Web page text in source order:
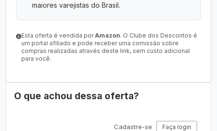
maiores varejistas do Brasil.
Esta oferta é vendida porAmazon. O Clube dos Descontos é
um portal afiliado e pode receber uma comissão sobre
compras realizadas através deste link, sem custo adicional
para você.
O que achou dessa oferta?